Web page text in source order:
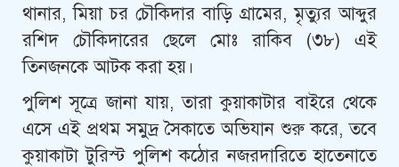
থানার, মিয়া চর চৌকিদার বাড়ি গ্রামের, মৃত্যুর আব্দুর
রশিদ চৌকিদারের ছেলে মোঃ রাকিব (৩৮) এই
তিনজনকে আটক করা হয়।
পুলিশ সূত্রে জানা যায়, তারা কুয়াকাটার বাইরে থেকে
এসে এই প্রথম সমুদ্র সৈকাতে অভিযান শুরু করে, তবে
কুয়াকাটা টুরিস্ট পুলিশ কঠোর নজরদারিতে হাতেনাতে